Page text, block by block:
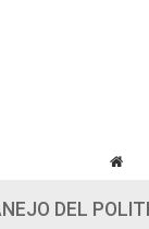
DEL